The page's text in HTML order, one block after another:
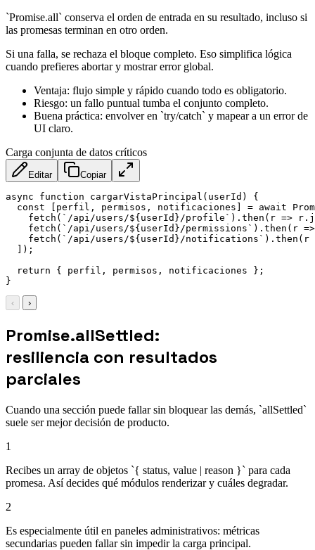
`Promise.all` conserva el orden de entrada en su resultado, incluso si
las promesas terminan en otro orden.
Si una falla, se rechaza el bloque completo. Eso simplifica lógica
cuando prefieres abortar y mostrar error global.
Ventaja: flujo simple y rápido cuando todo es obligatorio.
Riesgo: un fallo puntual tumba el conjunto completo.
Buena práctica: envolver en `try/catch` y mapear a un error de
UI claro.
Carga conjunta de datos críticos
Editar Copiar
async function cargarVistaPrincipal ( userId )
{
const
perfil , permisos , notificaciones = await
fetch ( ` /api/users/${ userId } /profile ` ) . then ( r => r .
fetch ( ` /api/users/${ userId } /permissions ` ) . then ( r =>
fetch ( ` /api/users/${ userId } /notifications ` ) . then ( r
) ;
return
{ perfil , permisos , notificaciones } ;
}
‹ ›
Promise.allSettled:
resiliencia con resultados
parciales
Cuando una sección puede fallar sin bloquear las demás, `allSettled`
suele ser mejor decisión de producto.
1
Recibes un array de objetos `{ status, value | reason }` para cada
promesa. Así decides qué módulos renderizar y cuáles degradar.
2
Es especialmente útil en paneles administrativos: métricas
secundarias pueden fallar sin impedir la carga principal.